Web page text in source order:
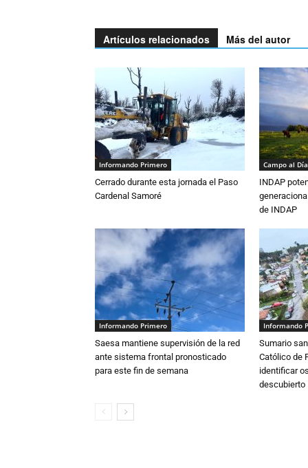
Artículos relacionados Más del autor
Informando Primero
Cerrado durante esta jornada el Paso
Cardenal Samoré
Campo al Día
INDAP
de INDAP
Informando Primero
Saesa mantiene supervisión de la red
ante sistema frontal pronosticado
para este fin de semana
Informando
Sumario
Católico de
identificar
descubierto